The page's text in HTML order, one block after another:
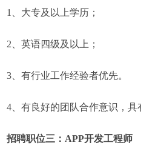
1、大专及以上学历；
2、英语四级及以上；
3、有行业工作经验者优先。
4、有良好的团队合作意识，具
招聘职位三：APP开发工程师